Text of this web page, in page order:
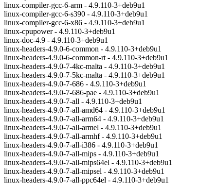
linux-compiler-gcc-6-arm - 4.9.110-3+deb9u1
linux-compiler-gcc-6-s390 - 4.9.110-3+deb9u1
linux-compiler-gcc-6-x86 - 4.9.110-3+deb9u1
linux-cpupower - 4.9.110-3+deb9u1
linux-doc-4.9 - 4.9.110-3+deb9u1
linux-headers-4.9.0-6-common - 4.9.110-3+deb9u1
linux-headers-4.9.0-6-common-rt - 4.9.110-3+deb9u1
linux-headers-4.9.0-7-4kc-malta - 4.9.110-3+deb9u1
linux-headers-4.9.0-7-5kc-malta - 4.9.110-3+deb9u1
linux-headers-4.9.0-7-686 - 4.9.110-3+deb9u1
linux-headers-4.9.0-7-686-pae - 4.9.110-3+deb9u1
linux-headers-4.9.0-7-all - 4.9.110-3+deb9u1
linux-headers-4.9.0-7-all-amd64 - 4.9.110-3+deb9u1
linux-headers-4.9.0-7-all-arm64 - 4.9.110-3+deb9u1
linux-headers-4.9.0-7-all-armel - 4.9.110-3+deb9u1
linux-headers-4.9.0-7-all-armhf - 4.9.110-3+deb9u1
linux-headers-4.9.0-7-all-i386 - 4.9.110-3+deb9u1
linux-headers-4.9.0-7-all-mips - 4.9.110-3+deb9u1
linux-headers-4.9.0-7-all-mips64el - 4.9.110-3+deb9u1
linux-headers-4.9.0-7-all-mipsel - 4.9.110-3+deb9u1
linux-headers-4.9.0-7-all-ppc64el - 4.9.110-3+deb9u1